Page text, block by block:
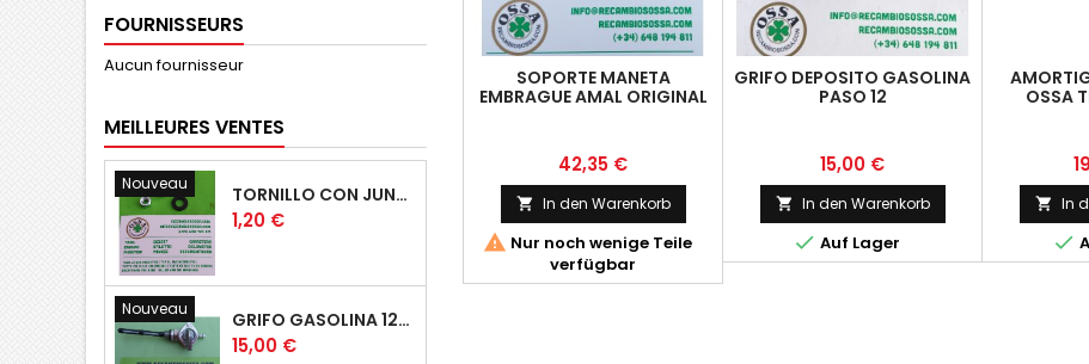
FOURNISSEURS
Aucun fournisseur
MEILLEURES VENTES
Nouveau TORNILLO CON JUNTA OSSA GUARDABARROS Y TAPAS
Prix
1,20 €
Nouveau GRIFO GASOLINA 12MM
Prix
15,00 €
SOPORTE MANETA
EMBRAGUE AMAL ORIGINAL
Preis
42,35 €
 In den Warenkorb
 Nur noch wenige Teile
verfügbar
GRIFO DEPOSITO GASOLINA
PASO 12
Preis
15,00 €
 In den Warenkorb
 Auf Lager
OSSA
 In
